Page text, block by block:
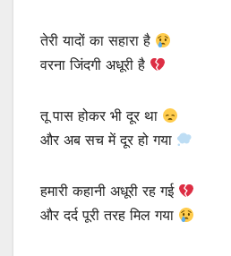
तेरी यादों का सहारा है
वरना जिंदगी अधूरी है
तू पास होकर भी दूर था
और अब सच में दूर हो गया
हमारी कहानी अधूरी रह गई
और दर्द पूरी तरह मिल गया